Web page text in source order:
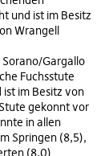
und ist im Besitz
Wrangell
Gargallo
Fuchsstute
im Besitz von
gekonnt vor
in allen
Springen (8,5),
(8,0).